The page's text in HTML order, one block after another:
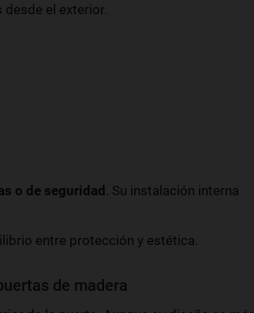
el exterior.
o de seguridad . Su instalación interna
entre protección y estética.
de madera